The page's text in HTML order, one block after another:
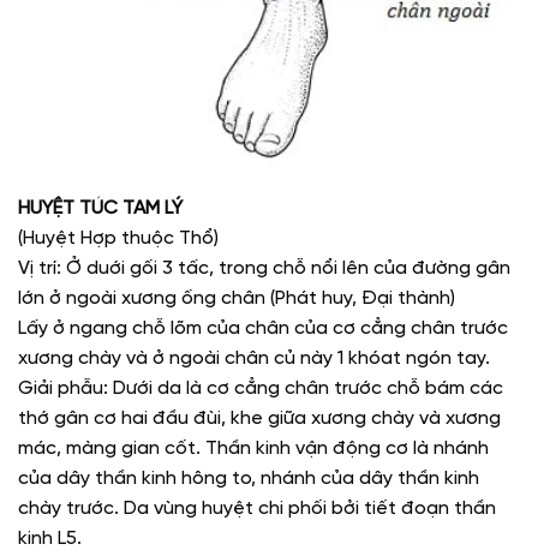
HUYỆT TÚC TAM LÝ
(Huyệt Hợp thuộc Thổ)
Vị trí: Ở duới gối 3 tấc, trong chỗ nổi lên của đường gân
lớn ở ngoài xương ống chân (Phát huy, Đại thành)
Lấy ở ngang chỗ lõm của chân của cơ cẳng chân trước
xương chày và ở ngoài chân củ này 1 khóat ngón tay.
Giải phẫu: Dưới da là cơ cẳng chân trước chỗ bám các
thớ gân cơ hai đầu đùi, khe giữa xương chày và xương
mác, màng gian cốt. Thần kinh vận động cơ là nhánh
của dây thần kinh hông to, nhánh của dây thần kinh
chày trước. Da vùng huyệt chi phối bởi tiết đoạn thần
kinh L5.